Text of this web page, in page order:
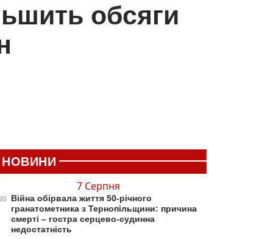
обсяги
НОВИНИ
7 Серпня
Війна обірвала життя 50-річного
гранатометника з Тернопільщини: причина
смерті – гостра серцево-судинна
недостатність